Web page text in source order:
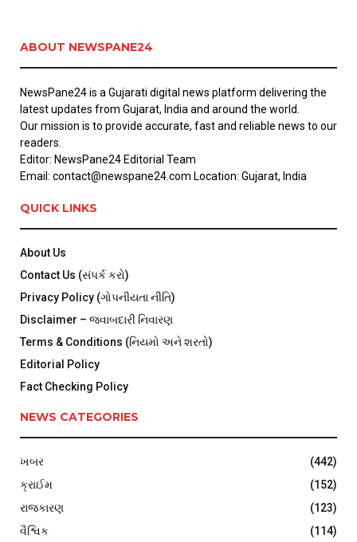
ABOUT NEWSPANE24
NewsPane24 is a Gujarati digital news platform delivering the
latest updates from Gujarat, India and around the world.
Our mission is to provide accurate, fast and reliable news to our
readers.
Editor: NewsPane24 Editorial Team
Email: contact@newspane24.com Location: Gujarat, India
QUICK LINKS
About Us
Contact Us (સંપર્ક કરો)
Privacy Policy (ગોપનીયતા નીતિ)
Disclaimer – જવાબદારી નિવારણ
Terms & Conditions (નિયમો અને શરતો)
Editorial Policy
Fact Checking Policy
NEWS CATEGORIES
ખબર
(442)
ક્રાઈમ
(152)
રાજકારણ
(123)
વૈશ્વિક
(114)